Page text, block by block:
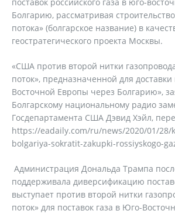
Болгарию, рассматривая
потока» (болгарское название) в
геостратегического проекта Москвы.
«США против второй нитки
поток», предназначенной для
Восточной Европы через Болгарию»,
Болгарскому национальному радио
Госдепартамента США Дэвид Хэйл,
https://eadaily.com/ru/news/2020/01/28/
bolgariya-sokratit-zakupki-rossiyskogo-
Администрация Дональда Трампа
поддерживала диверсификацию
выступает против второй нитки
поток» для поставок газа в Юго-